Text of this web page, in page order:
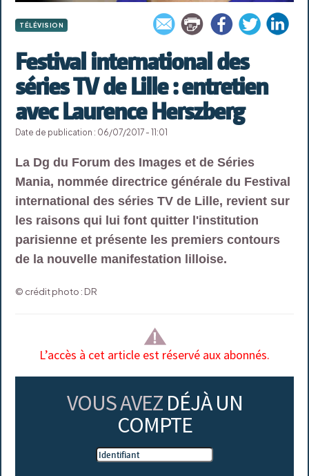
TÉLÉVISION
Festival international des
séries TV de Lille : entretien
avec Laurence Herszberg
Date de publication : 06/07/2017 - 11:01
La Dg du Forum des Images et de Séries
Mania, nommée directrice générale du Festival
international des séries TV de Lille, revient sur
les raisons qui lui font quitter l'institution
parisienne et présente les premiers contours
de la nouvelle manifestation lilloise.
© crédit photo : DR
L’accès à cet article est réservé aux abonnés.
VOUS AVEZ DÉJÀ UN
COMPTE